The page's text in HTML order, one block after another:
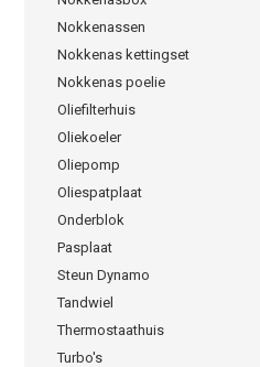
Nokkenassen
Nokkenas kettingset
Nokkenas poelie
Oliefilterhuis
Oliekoeler
Oliepomp
Oliespatplaat
Onderblok
Pasplaat
Steun Dynamo
Tandwiel
Thermostaathuis
Turbo's